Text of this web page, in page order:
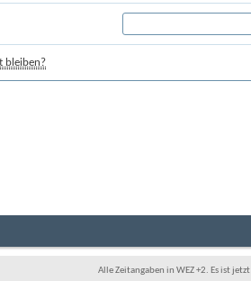
bleiben?
Alle Zeitangaben in WEZ +2. Es ist jetzt